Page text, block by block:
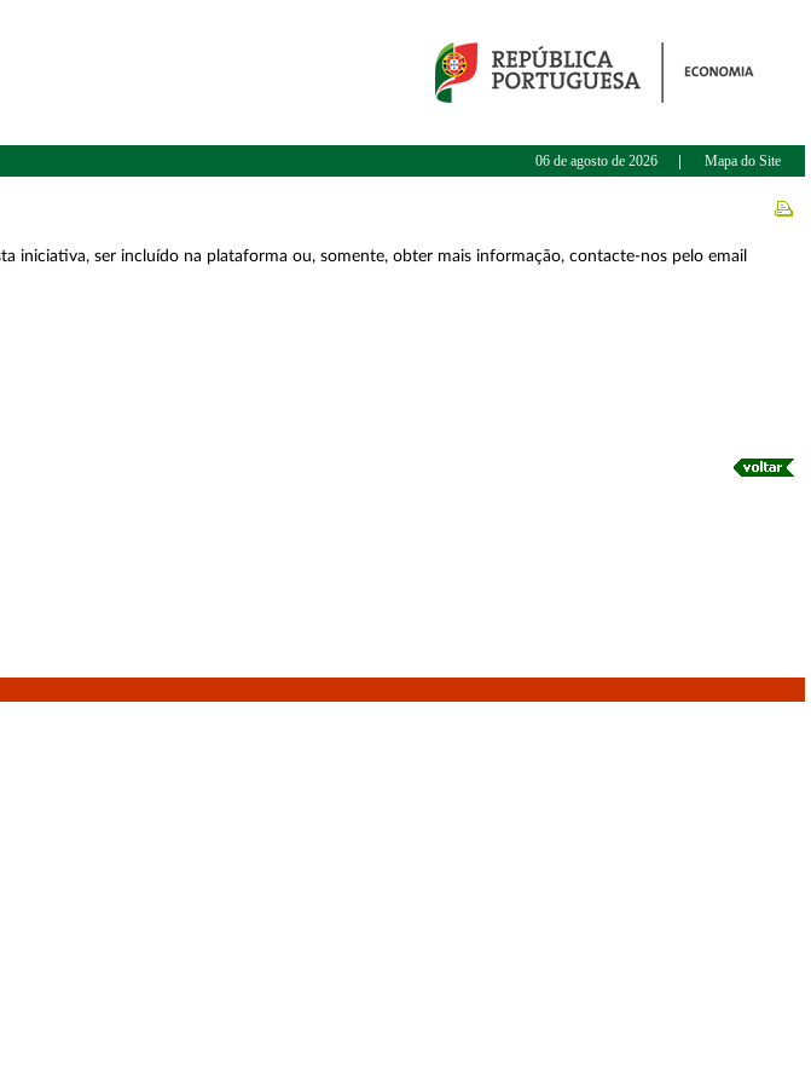
Mapa do Site
06 de agosto de 2026
iniciativa, ser incluído na plataforma ou, somente, obter mais informação, contacte-nos pelo email